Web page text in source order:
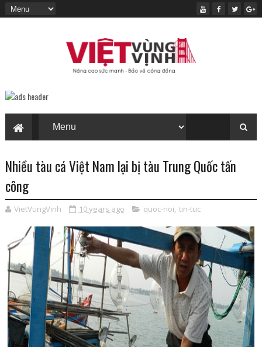
Nhiều tàu cá Việt Nam lại bị tàu Trung Quốc tấn
công
VietVungVinh 10 years ago quoc-noi, tin-tuc